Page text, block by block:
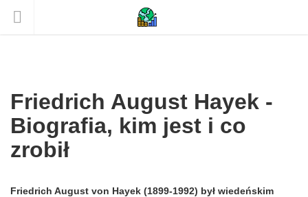
Friedrich August Hayek -
Biografia, kim jest i co
zrobił
Friedrich August von Hayek (1899-1992) był wiedeńskim